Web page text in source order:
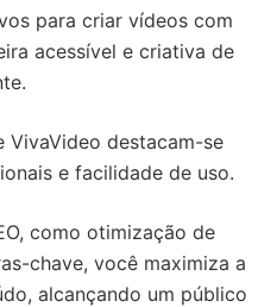
para criar vídeos com
acessível e criativa de
VivaVideo destacam-se
e facilidade de uso.
como otimização de
chave, você maximiza a
alcançando um público